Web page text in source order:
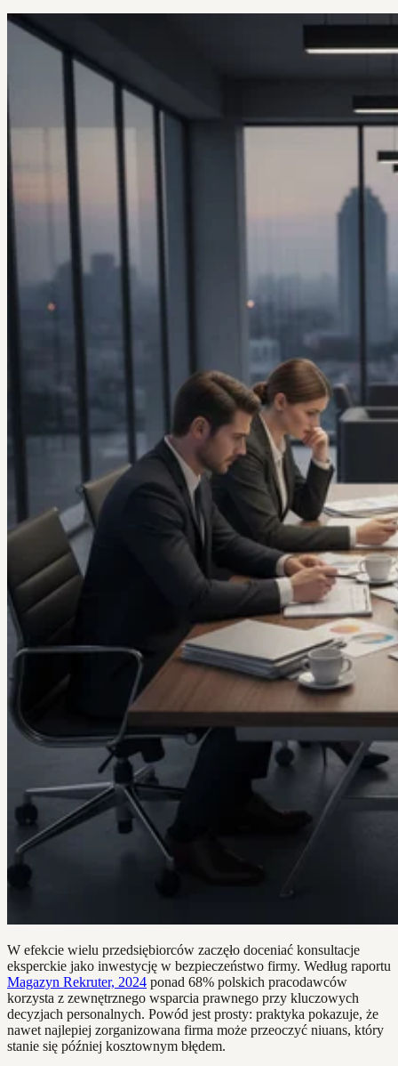
W efekcie wielu przedsiębiorców zaczęło doceniać konsultacje
eksperckie jako inwestycję w bezpieczeństwo firmy. Według raportu
Magazyn Rekruter, 2024 ponad 68% polskich pracodawców
korzysta z zewnętrznego wsparcia prawnego przy kluczowych
decyzjach personalnych. Powód jest prosty: praktyka pokazuje, że
nawet najlepiej zorganizowana firma może przeoczyć niuans, który
stanie się później kosztownym błędem.